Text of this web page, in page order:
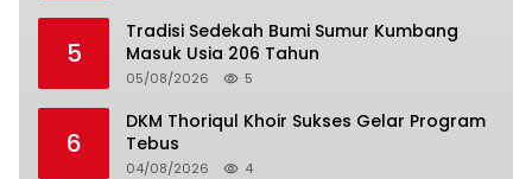
5
Tradisi Sedekah Bumi Sumur Kumbang
Masuk Usia 206 Tahun
05/08/2026 5
6
DKM Thoriqul Khoir Sukses Gelar Program
Tebus
04/08/2026 4